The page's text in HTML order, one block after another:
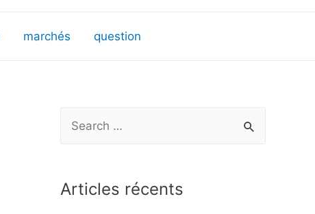
marchés question
h
Articles récents